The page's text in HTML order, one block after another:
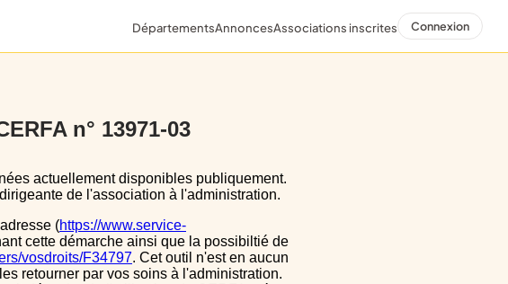
DépartementsAnnoncesAssociations inscrites Connexion
n° 13971-03
de l'association à l'administration.
(https://www.service-
cette démarche ainsi que la possibiltié de
vosdroits/F34797. Cet outil n'est en aucun
retourner par vos soins à l'administration.